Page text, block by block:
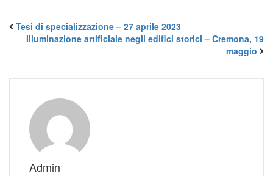
Tesi di specializzazione – 27 aprile 2023
Illuminazione artificiale negli edifici storici – Cremona, 19
maggio
Admin